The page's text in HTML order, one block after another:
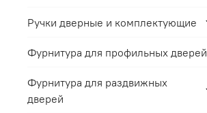
Ручки дверные и комплектующие
Фурнитура для профильных дверей
Фурнитура для раздвижных
дверей